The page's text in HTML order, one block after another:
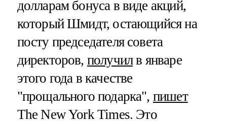
долларам бонуса в виде акций,
который Шмидт, остающийся на
посту председателя совета
директоров, получилв январе
этого года в качестве
"прощального подарка", пишет
The New York Times. Это